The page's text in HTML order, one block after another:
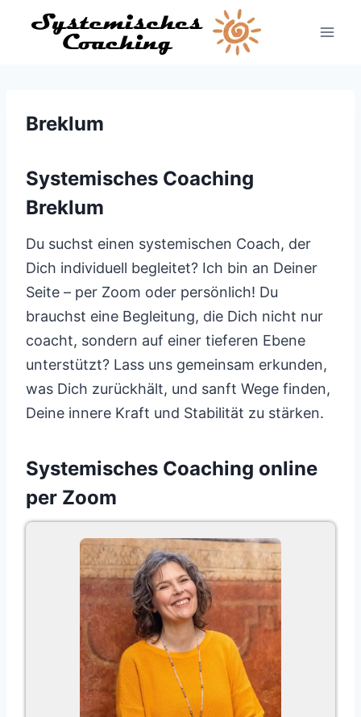
Inhalt
Breklum
Systemisches Coaching
Breklum
Du suchst einen systemischen Coach, der
Dich individuell begleitet? Ich bin an Deiner
Seite – per Zoom oder persönlich! Du
brauchst eine Begleitung, die Dich nicht nur
coacht, sondern auf einer tieferen Ebene
unterstützt? Lass uns gemeinsam erkunden,
was Dich zurückhält, und sanft Wege finden,
Deine innere Kraft und Stabilität zu stärken.
Systemisches Coaching online
per Zoom